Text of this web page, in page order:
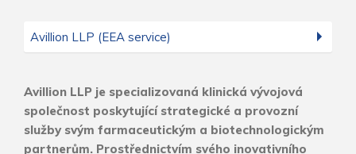
Avillion LLP (EEA service)
Avillion LLP je specializovaná klinická vývojová
společnost poskytující strategické a provozní
služby svým farmaceutickým a biotechnologickým
partnerům. Prostřednictvím svého inovativního